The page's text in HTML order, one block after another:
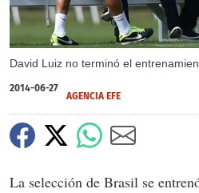
David Luiz no terminó el
2014-06-27
AGENCIA EFE
La selección de Brasil se